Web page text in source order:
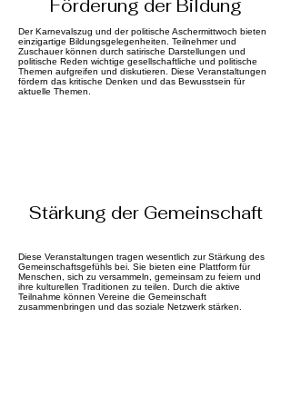
Förderung der Bildung
Der Karnevalszug und der politische Aschermittwoch bieten
einzigartige Bildungsgelegenheiten. Teilnehmer und
Zuschauer können durch satirische Darstellungen und
politische Reden wichtige gesellschaftliche und politische
Themen aufgreifen und diskutieren. Diese Veranstaltungen
fördern das kritische Denken und das Bewusstsein für
aktuelle Themen.
Stärkung der Gemeinschaft
Diese Veranstaltungen tragen wesentlich zur Stärkung des
Gemeinschaftsgefühls bei. Sie bieten eine Plattform für
Menschen, sich zu versammeln, gemeinsam zu feiern und
ihre kulturellen Traditionen zu teilen. Durch die aktive
Teilnahme können Vereine die Gemeinschaft
zusammenbringen und das soziale Netzwerk stärken.